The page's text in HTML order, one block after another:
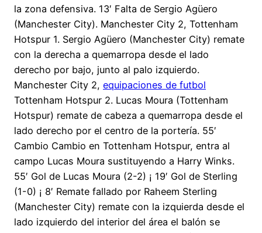
la zona defensiva. 13′ Falta de Sergio Agüero
(Manchester City). Manchester City 2, Tottenham
Hotspur 1. Sergio Agüero (Manchester City) remate
con la derecha a quemarropa desde el lado
derecho por bajo, junto al palo izquierdo.
Manchester City 2, equipaciones de futbol
Tottenham Hotspur 2. Lucas Moura (Tottenham
Hotspur) remate de cabeza a quemarropa desde el
lado derecho por el centro de la portería. 55′
Cambio Cambio en Tottenham Hotspur, entra al
campo Lucas Moura sustituyendo a Harry Winks.
55′ Gol de Lucas Moura (2-2) ¡ 19′ Gol de Sterling
(1-0) ¡ 8′ Remate fallado por Raheem Sterling
(Manchester City) remate con la izquierda desde el
lado izquierdo del interior del área el balón se